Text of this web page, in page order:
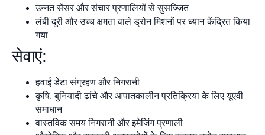
उन्नत सेंसर और संचार प्रणालियों से सुसज्जित
लंबी दूरी और उच्च क्षमता वाले ड्रोन मिशनों पर ध्यान केंद्रित किया
गया
सेवाएं:
हवाई डेटा संग्रहण और निगरानी
कृषि, बुनियादी ढांचे और आपातकालीन प्रतिक्रिया के लिए यूएवी
समाधान
वास्तविक समय निगरानी और इमेजिंग प्रणाली